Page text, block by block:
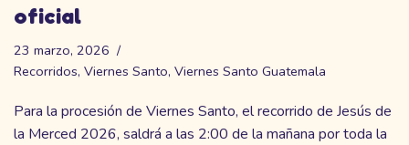
oficial
23 marzo, 2026
Recorridos, Viernes Santo, Viernes Santo Guatemala
Para la procesión de Viernes Santo, el recorrido de Jesús de
la Merced 2026, saldrá a las 2:00 de la mañana por toda la